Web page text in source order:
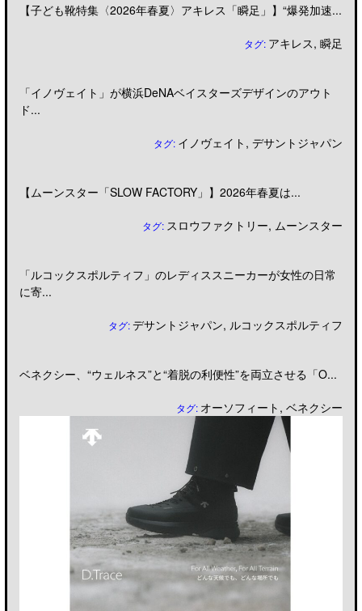
【子ども靴特集〈2026年春夏〉アキレス「瞬足」】“爆発加速...
タグ: アキレス,瞬足
「イノヴェイト」が横浜DeNAベイスターズデザインのアウト
ド...
タグ: イノヴェイト ,デサントジャパン
【ムーンスター「SLOW FACTORY」】2026年春夏は...
タグ: スロウファクトリー, ムーンスター
「ルコックスポルティフ」のレディススニーカーが女性の日常
に寄...
タグ:デサントジャパン, ルコックスポルティフ
ベネクシー、“ウェルネス”と“着脱の利便性”を両立させる「O...
タグ: オーソフィート ,ベネクシー